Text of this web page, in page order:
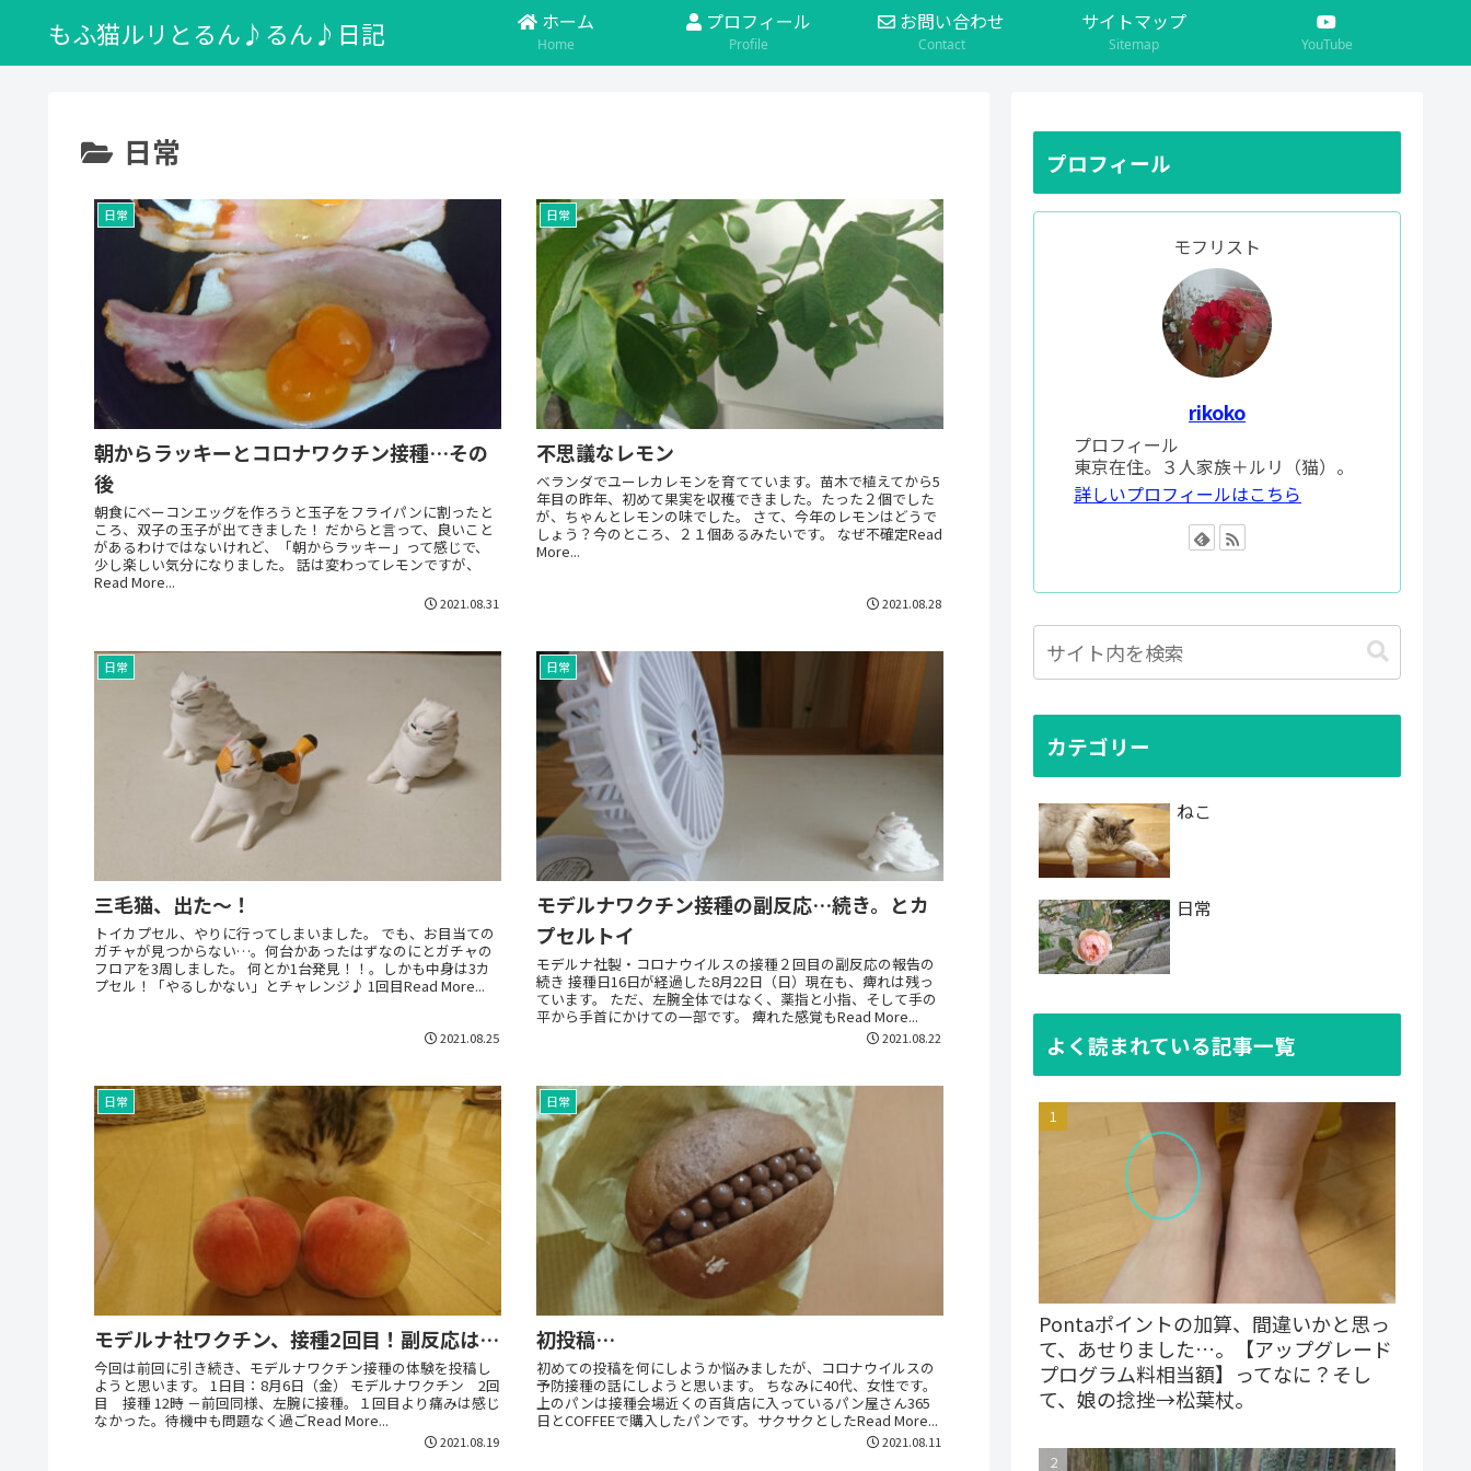
もふ猫ルリとるん♪るん♪日記 ホーム
Home
プロフィール
Profile
お問い合わせ
Contact
サイトマップ
Sitemap YouTube
日常
日常
朝からラッキーとコロナワクチン接種…その
後
朝食にベーコンエッグを作ろうと玉子をフライパンに割ったと
ころ、双子の玉子が出てきました！ だからと言って、良いこと
があるわけではないけれど、「朝からラッキー」って感じで、
少し楽しい気分になりました。 話は変わってレモンですが、
Read More...
2021.08.31
日常
不思議なレモン
ベランダでユーレカレモンを育てています。苗木で植えてから5
年目の昨年、初めて果実を収穫できました。たった２個でした
が、ちゃんとレモンの味でした。 さて、今年のレモンはどうで
しょう？今のところ、２１個あるみたいです。 なぜ不確定Read
More...
2021.08.28
日常
三毛猫、出た～！
トイカプセル、やりに行ってしまいました。 でも、お目当ての
ガチャが見つからない…。何台かあったはずなのにとガチャの
フロアを3周しました。 何とか1台発見！！。しかも中身は3カ
プセル！「やるしかない」とチャレンジ♪ 1回目Read More...
2021.08.25
日常
モデルナワクチン接種の副反応…続き。とカ
プセルトイ
モデルナ社製・コロナウイルスの接種２回目の副反応の報告の
続き 接種日16日が経過した8月22日（日）現在も、痺れは残っ
ています。 ただ、左腕全体ではなく、薬指と小指、そして手の
平から手首にかけての一部です。 痺れた感覚もRead More...
2021.08.22
日常
モデルナ社ワクチン、接種2回目！副反応は…
今回は前回に引き続き、モデルナワクチン接種の体験を投稿し
ようと思います。 1日目：8月6日（金） モデルナワクチン 2回
目 接種 12時 －前回同様、左腕に接種。１回目より痛みは感じ
なかった。待機中も問題なく過ごRead More...
2021.08.19
日常
初投稿…
初めての投稿を何にしようか悩みましたが、コロナウイルスの
予防接種の話にしようと思います。 ちなみに40代、女性です。
上のパンは接種会場近くの百貨店に入っているパン屋さん365
日とCOFFEEで購入したパンです。サクサクとしたRead More...
2021.08.11
プロフィール
モフリスト
rikoko
プロフィール
東京在住。３人家族＋ルリ（猫）。
詳しいプロフィールはこちら
カテゴリー
ねこ
日常
よく読まれている記事一覧
Pontaポイントの加算、間違いかと思っ
て、あせりました…。【アップグレード
プログラム料相当額】ってなに？そし
て、娘の捻挫→松葉杖。